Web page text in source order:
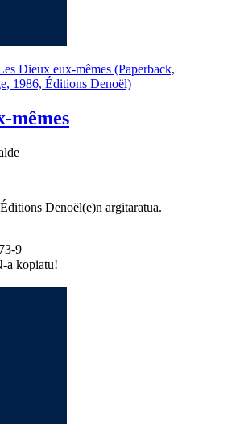
Dieux eux-mêmes (Paperback,
1986, Éditions Denoël)
mêmes
Denoël(e)n argitaratua.
9
a kopiatu!